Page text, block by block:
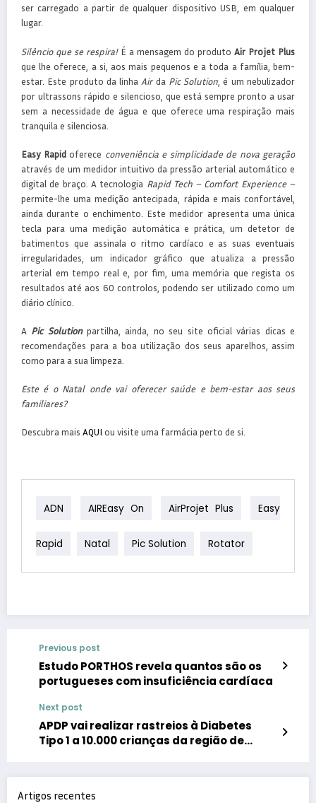
ser carregado a partir de qualquer dispositivo USB, em qualquer
lugar.
Silêncio que se respira!É a mensagem do produto Air Projet Plus
que lhe oferece, a si, aos mais pequenos e a toda a família, bem-
estar. Este produto da linha Airda Pic Solution , é um nebulizador
por ultrassons rápido e silencioso, que está sempre pronto a usar
sem a necessidade de água e que oferece uma respiração mais
tranquila e silenciosa.
Easy Rapidoferece conveniência e simplicidade de nova geração
através de um medidor intuitivo da pressão arterial automático e
digital de braço. A tecnologia Rapid Tech – Comfort Experience –
permite-lhe uma medição antecipada, rápida e mais confortável,
ainda durante o enchimento. Este medidor apresenta uma única
tecla para uma medição automática e prática, um detetor de
batimentos que assinala o ritmo cardíaco e as suas eventuais
irregularidades, um indicador gráfico que atualiza a pressão
arterial em tempo real e, por fim, uma memória que regista os
resultados até aos 60 controlos, podendo ser utilizado como um
diário clínico.
A Pic Solutionpartilha, ainda, no seu site oficial várias dicas e
recomendações para a boa utilização dos seus aparelhos, assim
como para a sua limpeza.
Este é o Natal onde vai oferecer saúde e bem-estar aos seus
familiares?
Descubra mais AQUI ou visite uma farmácia perto de si.
ADN AIREasy On AirProjet Plus Easy
Rapid Natal Pic Solution Rotator
Previous post
Estudo PORTHOS revela quantos são os
portugueses com insuficiência cardíaca
Next post
APDP vai realizar rastreios à Diabetes
Tipo 1 a 10.000 crianças da região de
Artigos recentes